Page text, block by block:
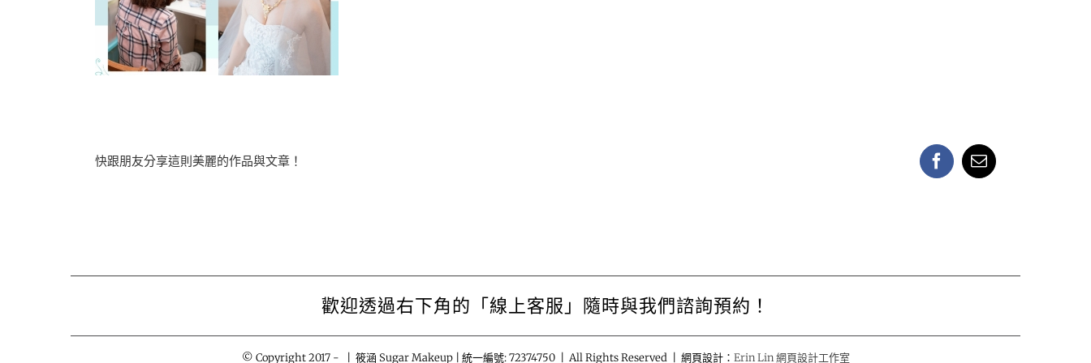
快跟朋友分享這則美麗的作品與文章！ FacebookEmail:
歡迎透過右下角的「線上客服」隨時與我們諮詢預約！
© Copyright 2017 - | 筱涵 Sugar Makeup | 統一編號: 72374750 | All Rights Reserved | 網頁設計： Erin Lin 網頁設計工作室